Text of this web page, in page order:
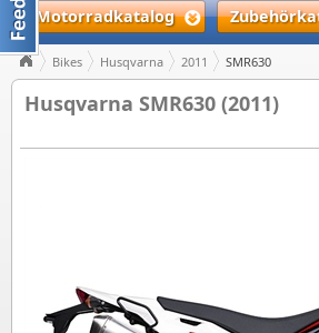
Motorradkatalog
Bikes Husqvarna 2011 SMR630
Husqvarna SMR630 (2011)